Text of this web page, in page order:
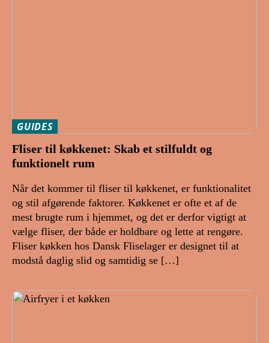
GUIDES
Fliser til køkkenet: Skab et stilfuldt og
funktionelt rum
Når det kommer til fliser til køkkenet, er funktionalitet
og stil afgørende faktorer. Køkkenet er ofte et af de
mest brugte rum i hjemmet, og det er derfor vigtigt at
vælge fliser, der både er holdbare og lette at rengøre.
Fliser køkken hos Dansk Fliselager er designet til at
modstå daglig slid og samtidig se […]